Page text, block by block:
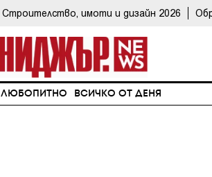
Строителство, имоти и дизайн 2026
ЛЮБОПИТНО ВСИЧКО ОТ ДЕНЯ